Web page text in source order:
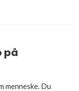
på
menneske. Du